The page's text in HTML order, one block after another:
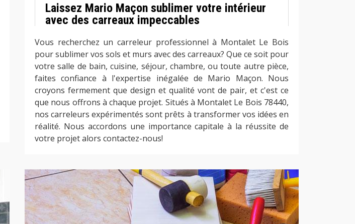
Laissez Mario Maçon sublimer votre intérieur
avec des carreaux impeccables
Vous recherchez un carreleur professionnel à Montalet Le Bois
pour sublimer vos sols et murs avec des carreaux? Que ce soit pour
votre salle de bain, cuisine, séjour, chambre, ou toute autre pièce,
faites confiance à l'expertise inégalée de Mario Maçon. Nous
croyons fermement que design et qualité vont de pair, et c'est ce
que nous offrons à chaque projet. Situés à Montalet Le Bois 78440,
nos carreleurs expérimentés sont prêts à transformer vos idées en
réalité. Nous accordons une importance capitale à la réussite de
votre projet alors contactez-nous!